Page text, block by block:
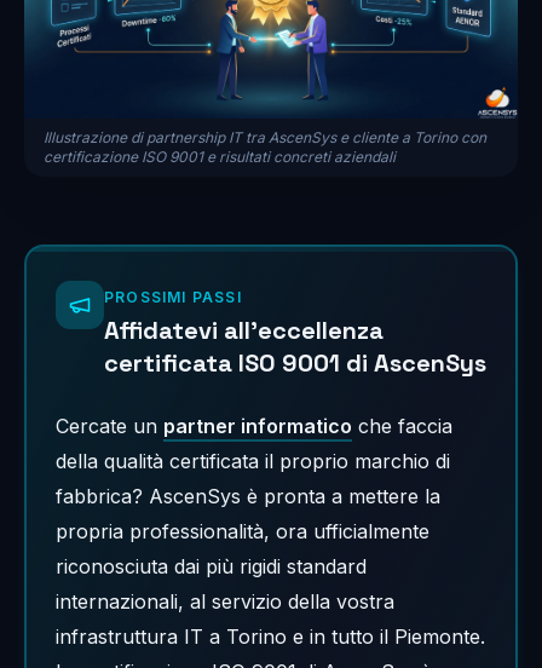
Illustrazione di partnership IT tra AscenSys e cliente a Torino con
certificazione ISO 9001 e risultati concreti aziendali
PROSSIMI PASSI
Affidatevi all'eccellenza
certificata ISO 9001 di AscenSys
Cercate un partner informatico che faccia
della qualità certificata il proprio marchio di
fabbrica? AscenSys è pronta a mettere la
propria professionalità, ora ufficialmente
riconosciuta dai più rigidi standard
internazionali, al servizio della vostra
infrastruttura IT a Torino e in tutto il Piemonte.